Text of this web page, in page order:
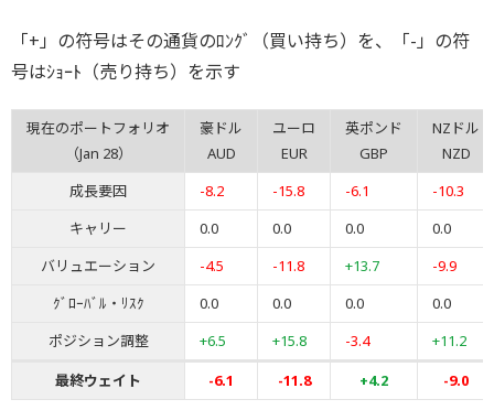
「+」の符号はその通貨のﾛﾝｸﾞ（買い持ち）を、「-」の符
号はｼｮｰﾄ（売り持ち）を示す
現在のポートフォリオ
（Jan 28）
豪ドル
AUD
ユーロ
EUR
英ポンド
GBP
NZドル
NZD
成長要因
-8.2 -15.8 -6.1
-10.3
キャリー
0.0 0.0 0.0
0.0
バリュエーション
-4.5 -11.8 +13.7
-9.9
ｸﾞﾛｰﾊﾞﾙ・ﾘｽｸ
0.0 0.0 0.0
0.0
ポジション調整
+6.5 +15.8 -3.4
+11.2
最終ウェイト
-6.1 -11.8 +4.2 -9.0